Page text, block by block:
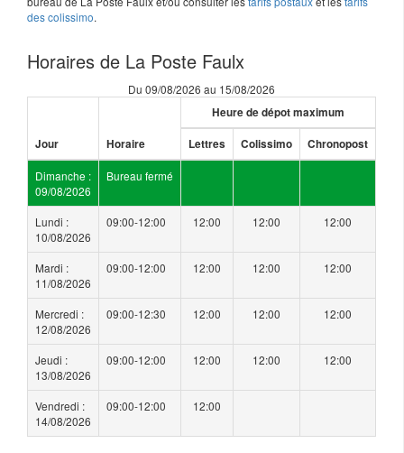
des colissimo.
Horaires de La Poste Faulx
Du 09/08/2026 au 15/08/2026
Jour Horaire
Heure de dépot maximum
Lettres Colissimo Chronopost
Dimanche :
09/08/2026
Bureau fermé
Lundi :
10/08/2026
09:00-12:00 12:00 12:00 12:00
Mardi :
11/08/2026
09:00-12:00 12:00 12:00 12:00
Mercredi :
12/08/2026
09:00-12:30 12:00 12:00 12:00
Jeudi :
13/08/2026
09:00-12:00 12:00 12:00 12:00
Vendredi :
14/08/2026
09:00-12:00 12:00